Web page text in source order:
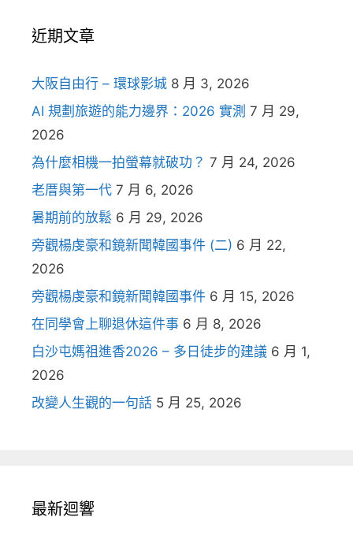
近期文章
大阪自由行 – 環球影城 8 月 3, 2026
AI 規劃旅遊的能力邊界：2026 實測 7 月 29,
2026
為什麼相機一拍螢幕就破功？ 7 月 24, 2026
老厝與第一代 7 月 6, 2026
暑期前的放鬆 6 月 29, 2026
旁觀楊虔豪和鏡新聞韓國事件 (二) 6 月 22,
2026
旁觀楊虔豪和鏡新聞韓國事件 6 月 15, 2026
在同學會上聊退休這件事 6 月 8, 2026
白沙屯媽祖進香2026 – 多日徒步的建議 6 月 1,
2026
改變人生觀的一句話 5 月 25, 2026
最新迴響